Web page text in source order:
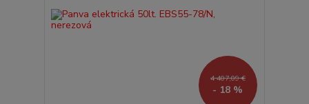
4 407,09 €
- 18 %